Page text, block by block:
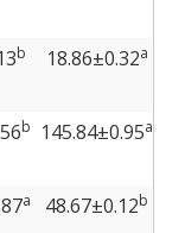
b 18.86±0.32a
b 145.84±0.95a
a 48.67±0.12b